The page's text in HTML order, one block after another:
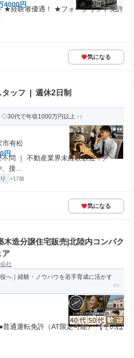
4000円
★経験者優遇！ ★フォークリフト免許
気になる
タッフ | 週休2日制
代で年収1000万円以上
市有松
円
問 ｜ 不動産業界未経験歓迎！／
接...
+17個
気になる
木造分譲住宅販売|北陸内コンパク
ア
社
へ｜経験・ノウハウを若手育成に活かす
通運転免許（AT限定可能） 【そのほ